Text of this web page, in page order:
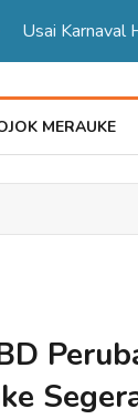
MERAUKE